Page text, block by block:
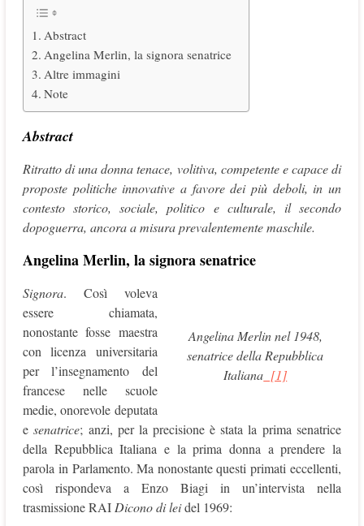
Abstract
Angelina Merlin, la signora senatrice
Altre immagini
Note
Abstract
Ritratto di una donna tenace, volitiva, competente e capace di
proposte politiche innovative a favore dei più deboli, in un
contesto storico, sociale, politico e culturale, il secondo
dopoguerra, ancora a misura prevalentemente maschile.
Angelina Merlin, la signora senatrice
Angelina Merlin nel 1948,
senatrice della Repubblica
Italiana [1]
Signora. Così voleva
essere chiamata,
nonostante fosse maestra
con licenza universitaria
per l’insegnamento del
francese nelle scuole
medie, onorevole deputata
esenatrice; anzi, per la precisione è stata la prima senatrice
della Repubblica Italiana e la prima donna a prendere la
parola in Parlamento. Ma nonostante questi primati eccellenti,
così rispondeva a Enzo Biagi in un’intervista nella
trasmissione RAI Dicono di leidel 1969: